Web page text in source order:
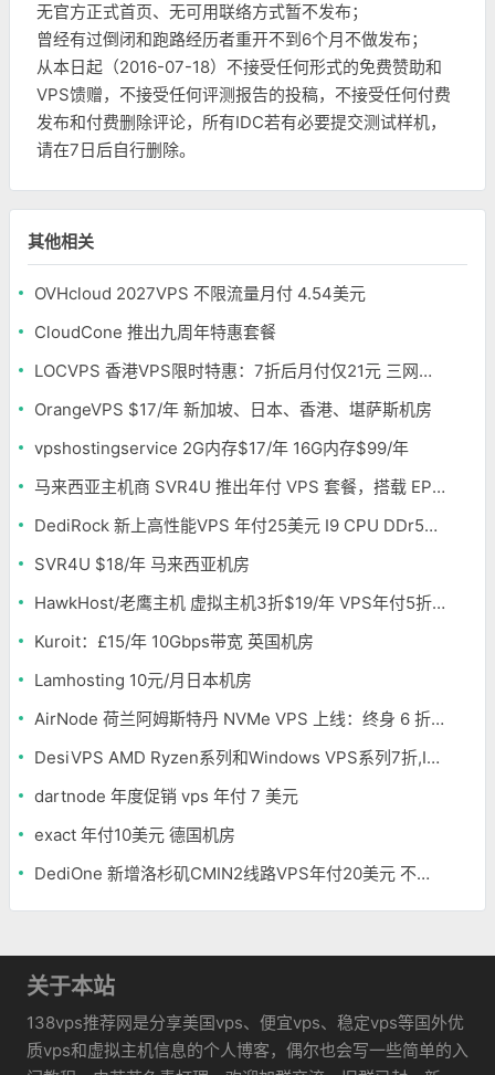
无官方正式首页、无可用联络方式暂不发布；
曾经有过倒闭和跑路经历者重开不到6个月不做发布；
从本日起（2016-07-18）不接受任何形式的免费赞助和
VPS馈赠，不接受任何评测报告的投稿，不接受任何付费
发布和付费删除评论，所有IDC若有必要提交测试样机，
请在7日后自行删除。
其他相关
OVHcloud 2027VPS 不限流量月付 4.54美元
CloudCone 推出九周年特惠套餐
LOCVPS 香港VPS限时特惠：7折后月付仅21元 三网优化BGP线路 可选原生IP
OrangeVPS $17/年 新加坡、日本、香港、堪萨斯机房
vpshostingservice 2G内存$17/年 16G内存$99/年
马来西亚主机商 SVR4U 推出年付 VPS 套餐，搭载 EPYC/至强铂金，支持支付宝
DediRock 新上高性能VPS 年付25美元 I9 CPU DDr5内存 纽约机房
SVR4U $18/年 马来西亚机房
HawkHost/老鹰主机 虚拟主机3折$19/年 VPS年付5折$25/年
Kuroit：£15/年 10Gbps带宽 英国机房
Lamhosting 10元/月日本机房
AirNode 荷兰阿姆斯特丹 NVMe VPS 上线：终身 6 折，€1.99/月起，2.5Tbit/s DDoS 防护
DesiVPS AMD Ryzen系列和Windows VPS系列7折,Intel系列年付11.6美元
dartnode 年度促销 vps 年付 7 美元
exact 年付10美元 德国机房
DediOne 新增洛杉矶CMIN2线路VPS年付20美元 不限流量
关于本站
138vps推荐网是分享美国vps、便宜vps、稳定vps等国外优
质vps和虚拟主机信息的个人博客，偶尔也会写一些简单的入